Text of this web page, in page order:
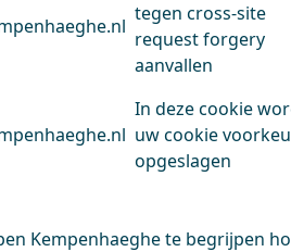
tegen cross-site
request forgery
aanvallen
In deze cookie
uw cookie
opgeslagen
Kempenhaeghe te begrijpen